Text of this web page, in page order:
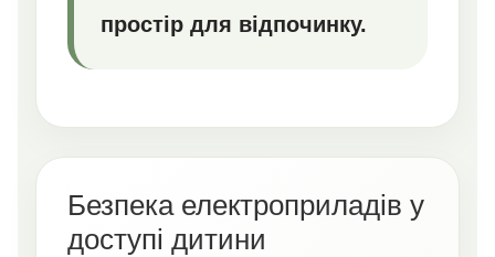
простір для відпочинку.
Безпека електроприладів у
доступі дитини